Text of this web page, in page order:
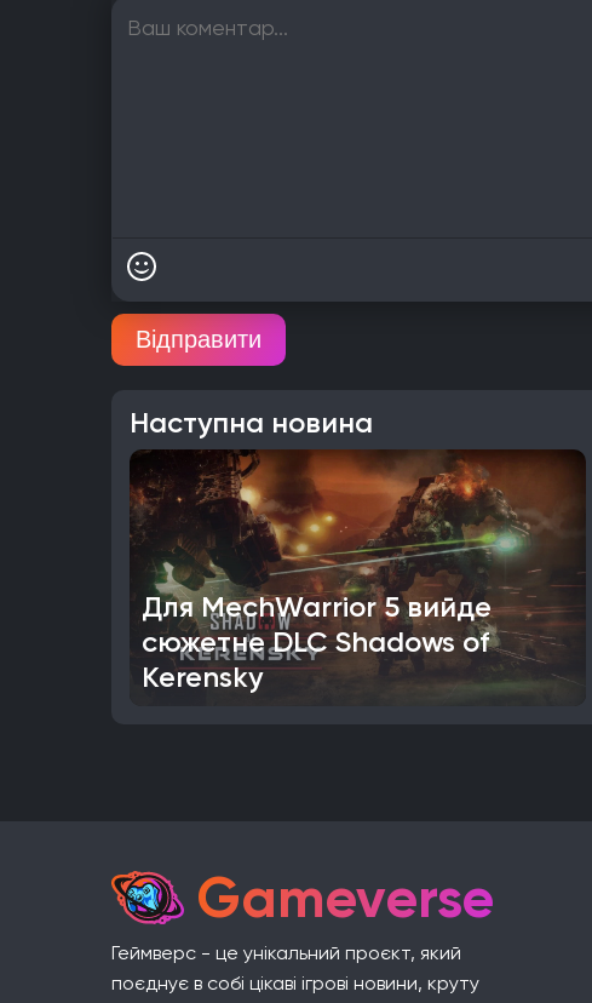
Відправити
Наступна новина
Для MechWarrior 5 вийде
сюжетне DLC Shadows of
Kerensky
Gameverse
Геймверс - це унікальний проєкт, який
поєднує в собі цікаві ігрові новини, круту